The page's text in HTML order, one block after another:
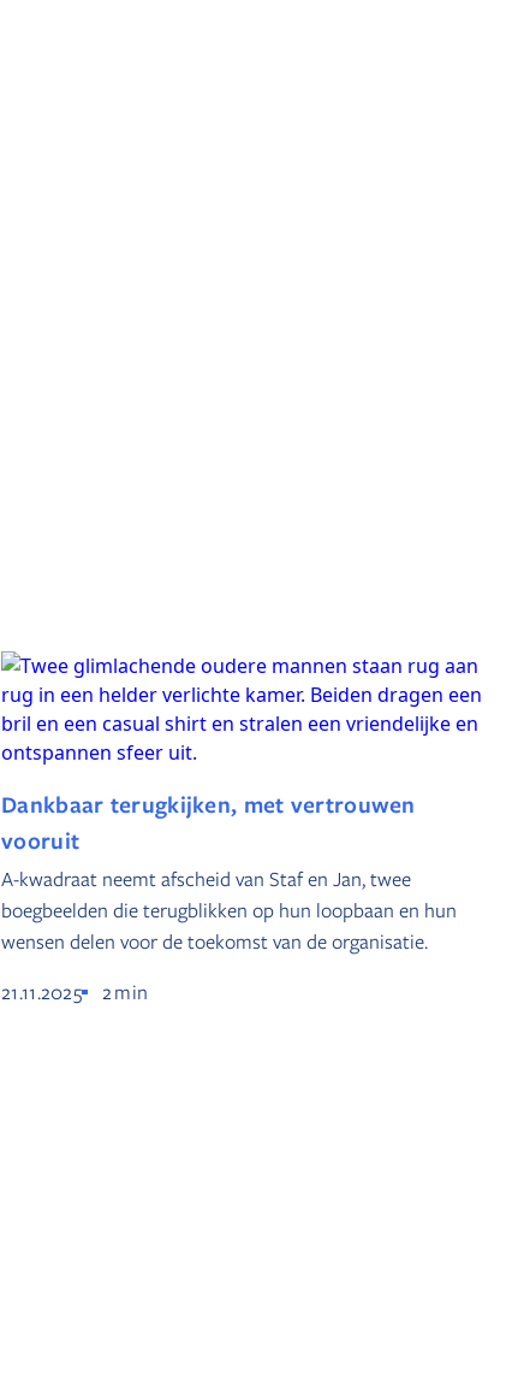
Dankbaar terugkijken, met vertrouwen
vooruit
A-kwadraat neemt afscheid van Staf en Jan, twee
boegbeelden die terugblikken op hun loopbaan en hun
wensen delen voor de toekomst van de organisatie.
21.11.2025
2min